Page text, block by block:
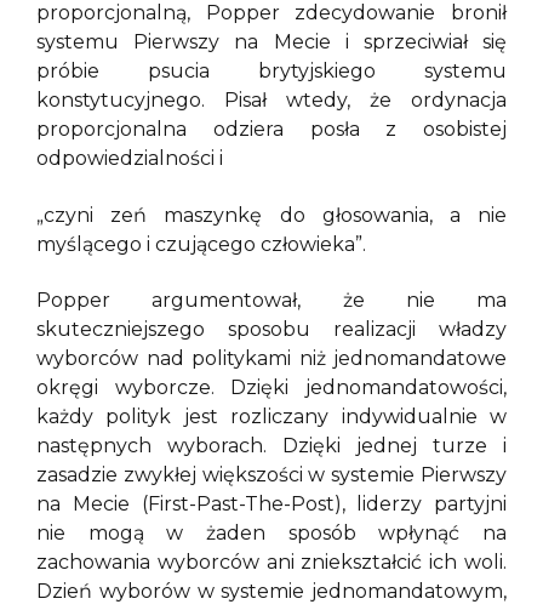
proporcjonalną, Popper zdecydowanie bronił
systemu Pierwszy na Mecie i sprzeciwiał się
próbie psucia brytyjskiego systemu
konstytucyjnego. Pisał wtedy, że ordynacja
proporcjonalna odziera posła z osobistej
odpowiedzialności i
„czyni zeń maszynkę do głosowania, a nie
myślącego i czującego człowieka”.
Popper argumentował, że nie ma
skuteczniejszego sposobu realizacji władzy
wyborców nad politykami niż jednomandatowe
okręgi wyborcze. Dzięki jednomandatowości,
każdy polityk jest rozliczany indywidualnie w
następnych wyborach. Dzięki jednej turze i
zasadzie zwykłej większości w systemie Pierwszy
na Mecie (First-Past-The-Post), liderzy partyjni
nie mogą w żaden sposób wpłynąć na
zachowania wyborców ani zniekształcić ich woli.
Dzień wyborów w systemie jednomandatowym,